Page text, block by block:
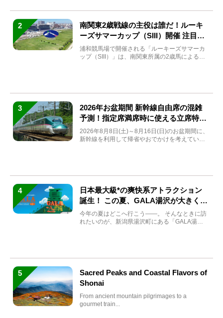
2
南関東2歳戦線の主役は誰だ！ルーキ
ーズサマーカップ（SIII）開催 注目馬
と見どころをチェック
浦和競馬場で開催される「ルーキーズサマーカ
ップ（SIII）」は、南関東所属の2歳馬による注
3
2026年お盆期間 新幹線自由席の混雑
予測！指定席満席時に使える立席特急
券も解説
2026年8月8日(土)～8月16日(日)のお盆期間に、
新幹線を利用して帰省やおでかけを考えている
4
日本最大級*の爽快系アトラクション
誕生！ この夏、GALA湯沢が大きく生
まれ変わる
今年の夏はどこへ行こう――。 そんなときに訪
れたいのが、新潟県湯沢町にある「GALA湯
5
Sacred Peaks and Coastal Flavors of
Shonai
From ancient mountain pilgrimages to a
gourmet train...